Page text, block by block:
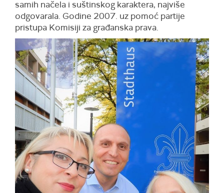
samih načela i suštinskog karaktera, najviše
odgovarala. Godine 2007. uz pomoć partije
pristupa Komisiji za građanska prava.